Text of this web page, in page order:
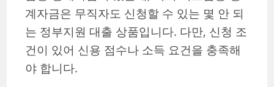
계자금은 무직자도 신청할 수 있는 몇 안 되
는 정부지원 대출 상품입니다. 다만, 신청 조
건이 있어 신용 점수나 소득 요건을 충족해
야 합니다.